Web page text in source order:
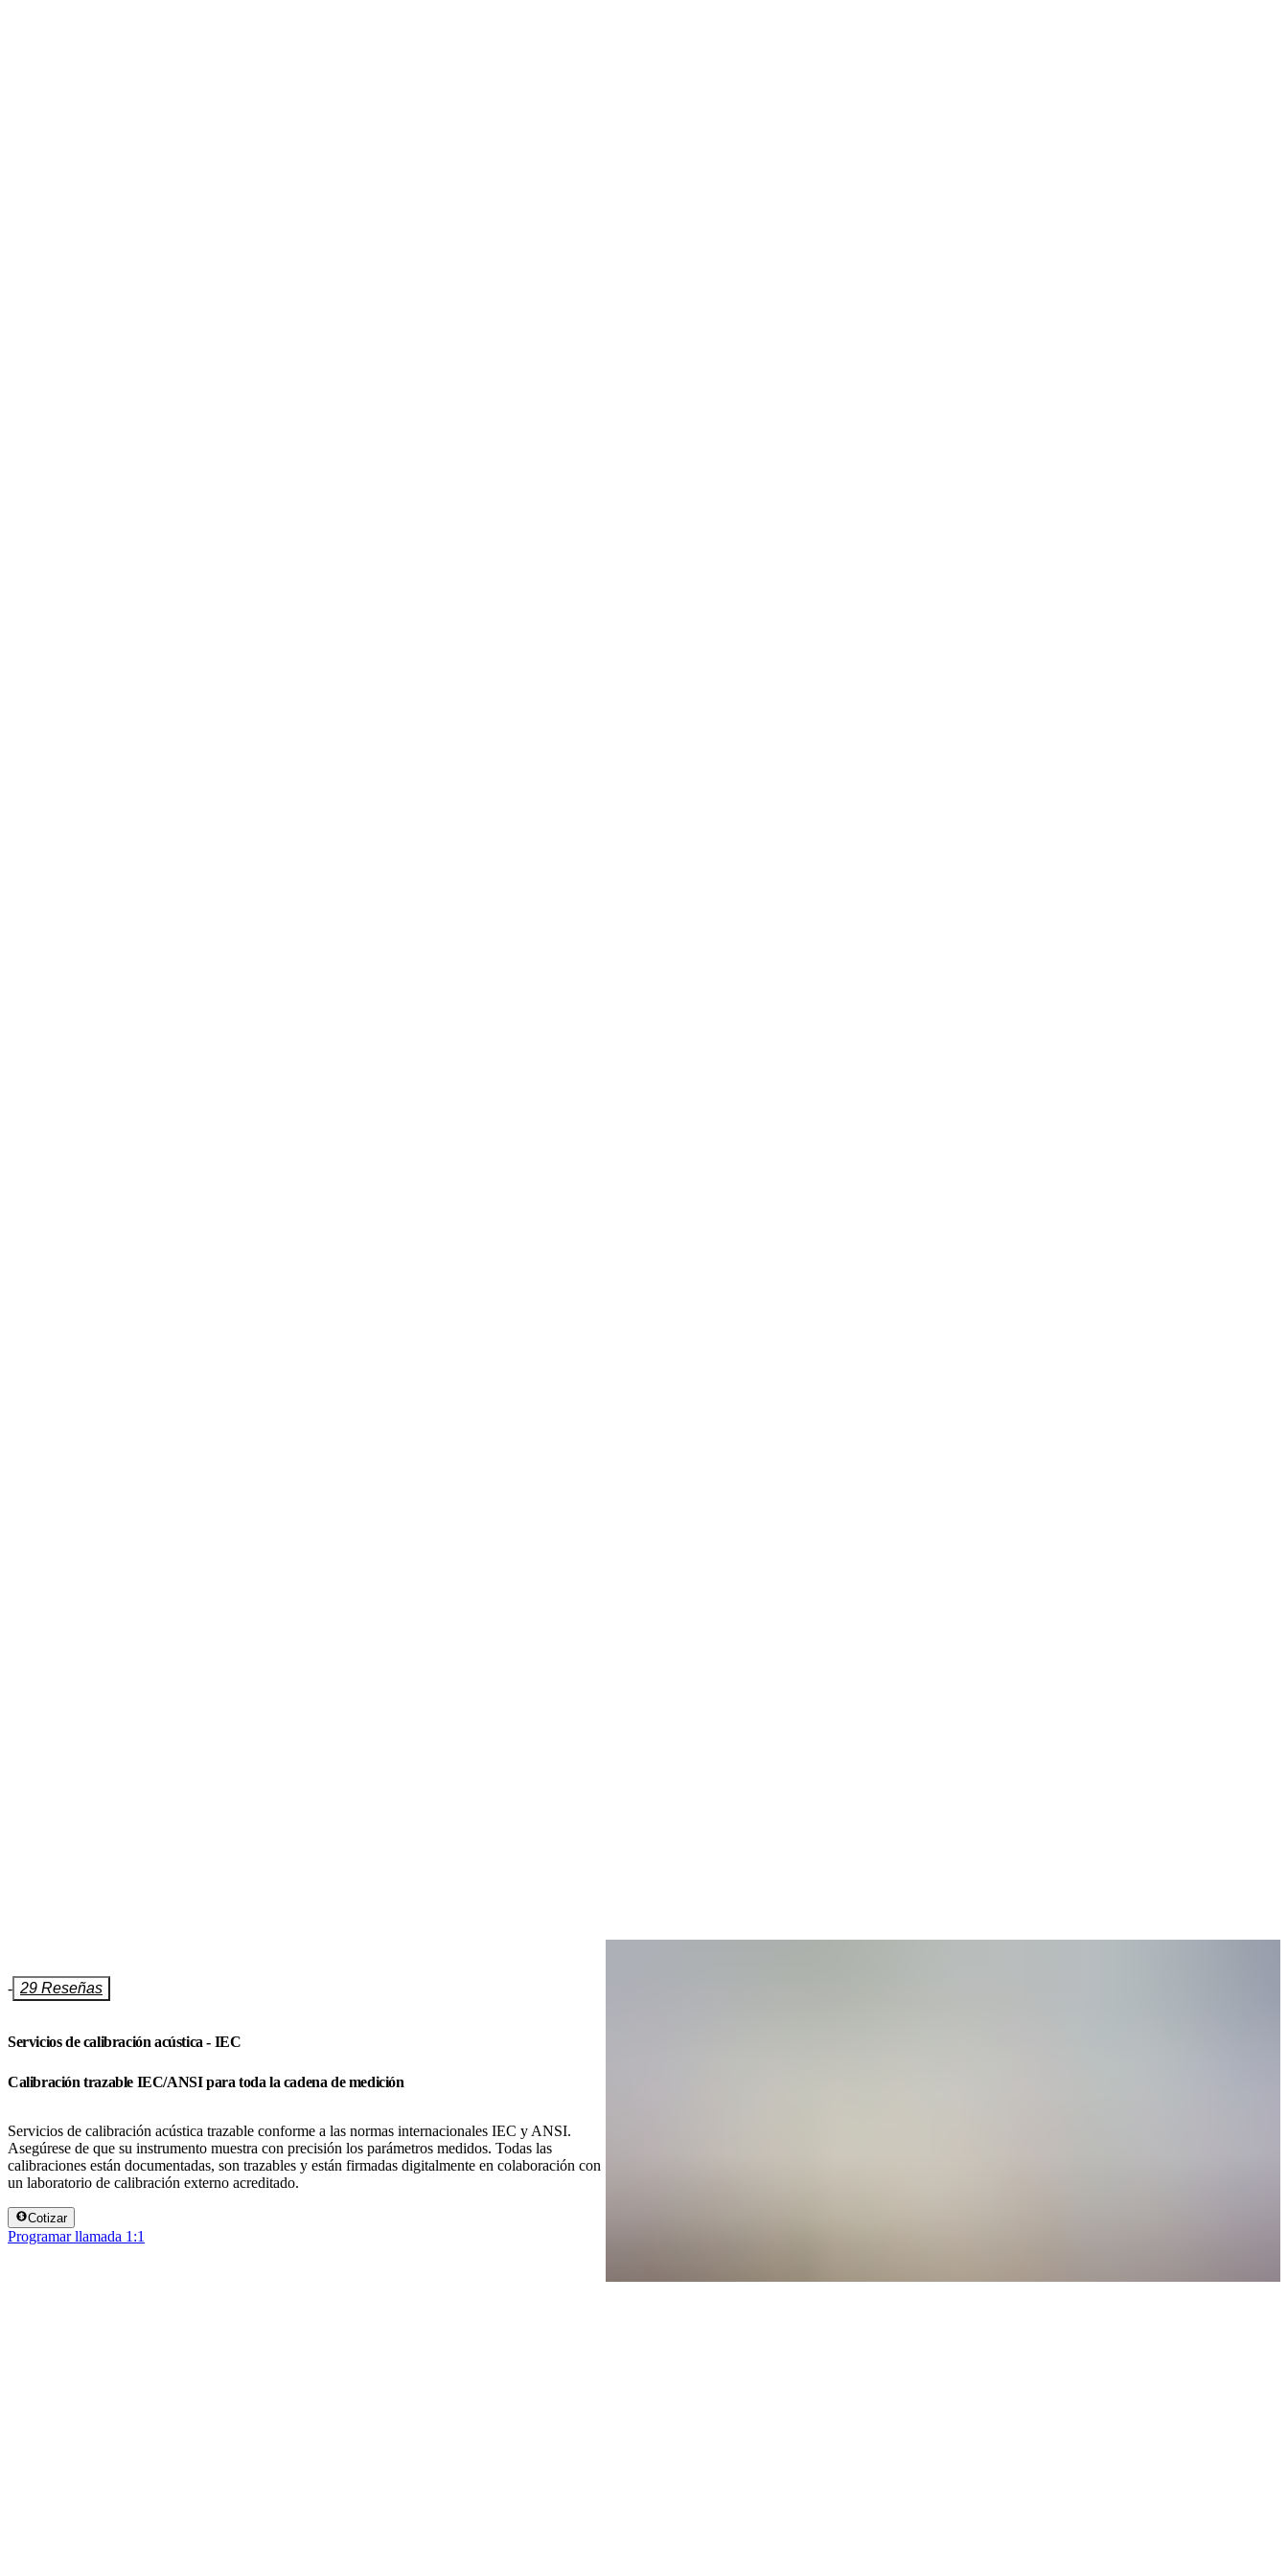
- 29 Reseñas
Servicios de calibración acústica - IEC
Calibración trazable IEC/ANSI para toda la cadena de medición
Servicios de calibración acústica trazable conforme a las normas internacionales IEC y ANSI.
Asegúrese de que su instrumento muestra con precisión los parámetros medidos. Todas las
calibraciones están documentadas, son trazables y están firmadas digitalmente en colaboración con
un laboratorio de calibración externo acreditado.
Cotizar
Programar llamada 1:1